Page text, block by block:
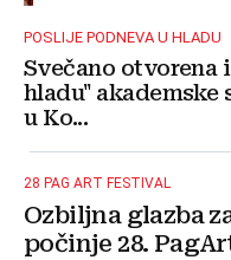
POSLIJE PODNEVA U HLADU
Svečano otvorena
hladu" akademske
u Ko...
28 PAG ART FESTIVAL
Ozbiljna glazba
počinje 28.